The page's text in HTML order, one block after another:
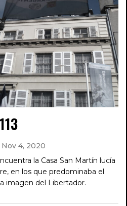
Nov 4, 2020
la Casa San Martín lucía
en los que predominaba el
imagen del Libertador.